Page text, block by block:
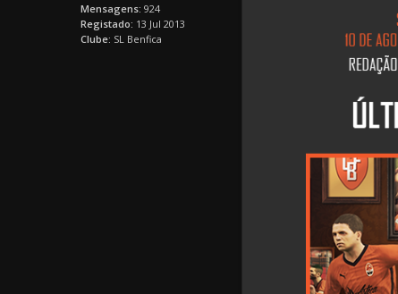
Mensagens: 924
Registado: 13 Jul 2013
Clube: SL Benfica